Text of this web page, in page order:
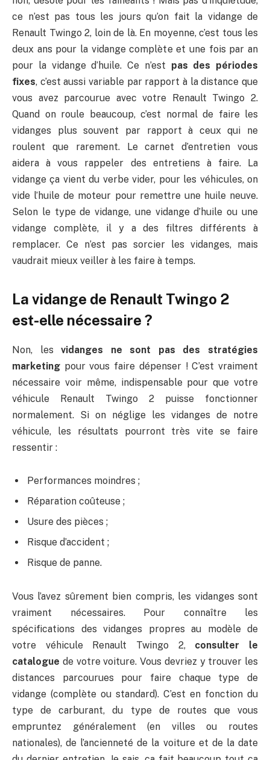
ce n’est pas tous les jours qu’on fait la vidange de
Renault Twingo 2, loin de là. En moyenne, c’est tous les
deux ans pour la vidange complète et une fois par an
pour la vidange d’huile. Ce n’est pas des périodes
fixes, c’est aussi variable par rapport à la distance que
vous avez parcourue avec votre Renault Twingo 2.
Quand on roule beaucoup, c’est normal de faire les
vidanges plus souvent par rapport à ceux qui ne
roulent que rarement. Le carnet d’entretien vous
aidera à vous rappeler des entretiens à faire. La
vidange ça vient du verbe vider, pour les véhicules, on
vide l’huile de moteur pour remettre une huile neuve.
Selon le type de vidange, une vidange d’huile ou une
vidange complète, il y a des filtres différents à
remplacer. Ce n’est pas sorcier les vidanges, mais
vaudrait mieux veiller à les faire à temps.
La vidange de Renault Twingo 2
est-elle nécessaire ?
Non, lesvidanges ne sont pas des stratégies
marketing pour vous faire dépenser ! C’est vraiment
nécessaire voir même, indispensable pour que votre
véhicule Renault Twingo 2 puisse fonctionner
normalement. Si on néglige les vidanges de notre
véhicule, les résultats pourront très vite se faire
ressentir :
Performances moindres ;
Réparation coûteuse ;
Usure des pièces ;
Risque d’accident ;
Risque de panne.
Vous l’avez sûrement bien compris, les vidanges sont
vraiment nécessaires. Pour connaître les
spécifications des vidanges propres au modèle de
votre véhicule Renault Twingo 2, consulter le
catalogue de votre voiture. Vous devriez y trouver les
distances parcourues pour faire chaque type de
vidange (complète ou standard). C’est en fonction du
type de carburant, du type de routes que vous
empruntez généralement (en villes ou routes
nationales), de l’ancienneté de la voiture et de la date